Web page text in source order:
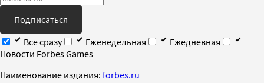
Подписаться
Все сразу
Еженедельная
Ежедневная
Новости Forbes Games
Наименование издания: forbes.ru